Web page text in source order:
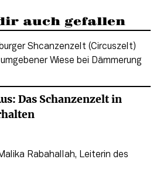
auch gefallen
Das Schanzenzelt in